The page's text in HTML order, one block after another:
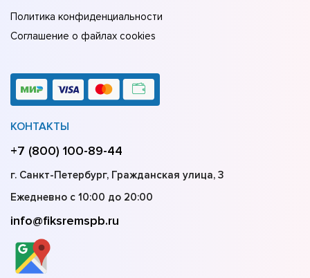
Политика конфиденциальности
Соглашение о файлах cookies
КОНТАКТЫ
+7 (800) 100-89-44
г. Санкт-Петербург, Гражданская улица, 3
Ежедневно с 10:00 до 20:00
info@fiksremspb.ru